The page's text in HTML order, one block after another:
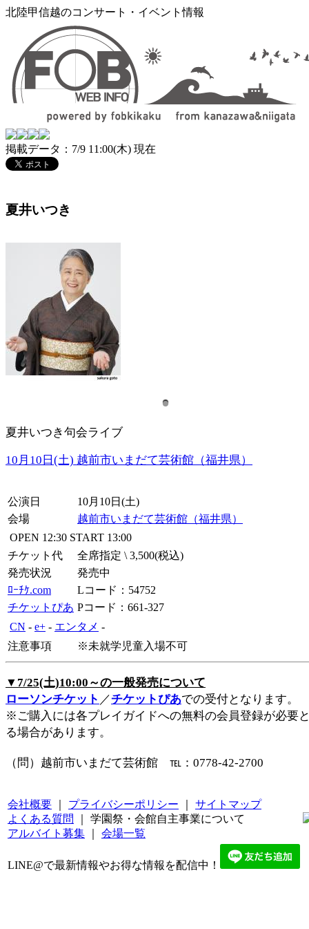
北陸甲信越のコンサート・イベント情報
掲載データ：7/9 11:00(木) 現在
夏井いつき
夏井いつき句会ライブ
10月10日(土) 越前市いまだて芸術館（福井県）
公演日
10月10日(土)
会場
越前市いまだて芸術館（福井県）
OPEN 12:30 START 13:00
チケット代
全席指定 \ 3,500(税込)
発売状況
発売中
ﾛｰﾁｹ.com
Lコード：54752
チケットぴあ Pコード：661-327
CN - e+ - エンタメ -
注意事項
※未就学児童入場不可
▼7/25(土)10:00～の一般発売について
ローソンチケット ／チケットぴあでの受付となります。
※ご購入には各プレイガイドへの無料の会員登録が必要
る場合があります。
（問）越前市いまだて芸術館 ℡：0778-42-2700
会社概要 プライバシーポリシー
サイトマップ
よくある質問
｜ 学園祭・会館自主事業について
アルバイト募集
会場一覧
LINE@で最新情報やお得な情報を配信中！